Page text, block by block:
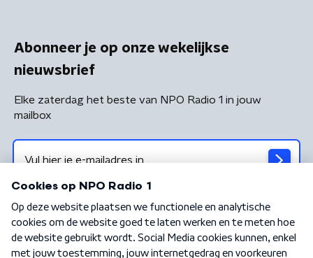
Abonneer je op onze wekelijkse
nieuwsbrief
Elke zaterdag het beste van NPO Radio 1 in jouw
mailbox
Algemene voorwaarden